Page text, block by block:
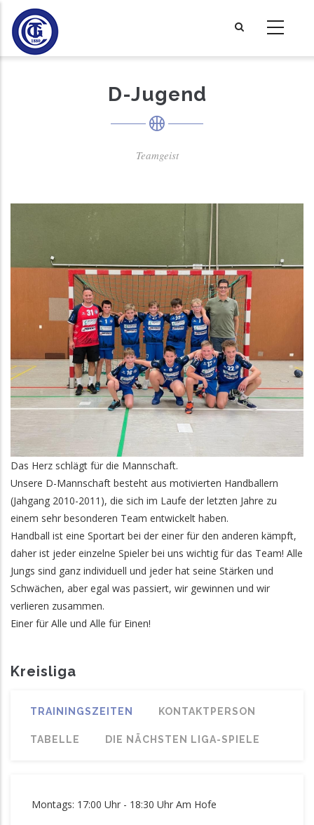
Direkt
zum
Inhalt
D-Jugend
Teamgeist
Das Herz schlägt für die Mannschaft.
Unsere D-Mannschaft besteht aus motivierten Handballern
(Jahgang 2010-2011), die sich im Laufe der letzten Jahre zu
einem sehr besonderen Team entwickelt haben.
Handball ist eine Sportart bei der einer für den anderen kämpft,
daher ist jeder einzelne Spieler bei uns wichtig für das Team! Alle
Jungs sind ganz individuell und jeder hat seine Stärken und
Schwächen, aber egal was passiert, wir gewinnen und wir
verlieren zusammen.
Einer für Alle und Alle für Einen!
Kreisliga
TRAININGSZEITEN KONTAKTPERSON
TABELLE DIE NÄCHSTEN LIGA-SPIELE
Montags: 17:00 Uhr - 18:30 Uhr Am Hofe